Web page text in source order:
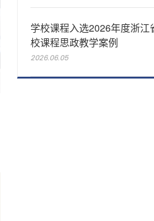
学校课程入选2026年度浙江
校课程思政教学案例
2026.06.05